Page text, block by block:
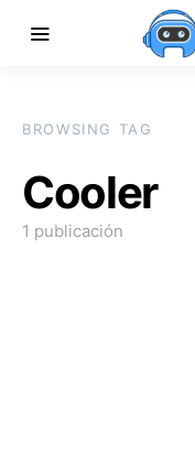
BROWSING TAG
Cooler
1 publicación